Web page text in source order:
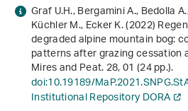
Graf U.H., Bergamini A., Bedolla
Küchler M., Ecker K. (2022)
degraded alpine mountain bog:
patterns after grazing cessation
Mires and Peat.28, 01 (24 pp.).
doi:10.19189/
Institutional Repository DORA